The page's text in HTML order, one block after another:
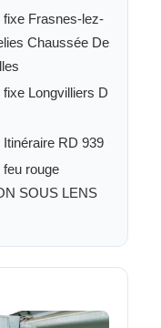
fixe Frasnes-lez-
Chaussée De
fixe Longvilliers D
Itinéraire RD 939
feu rouge
SOUS LENS